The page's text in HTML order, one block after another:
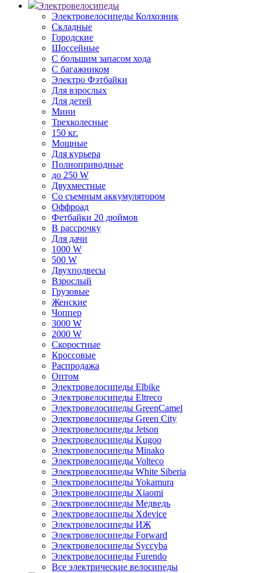
Электровелосипеды
Электровелосипеды Колхозник
Складные
Городские
Шоссейные
С большим запасом хода
С багажником
Электро Фэтбайки
Для взрослых
Для детей
Мини
Трехколесные
150 кг.
Мощные
Для курьера
Полноприводные
до 250 W
Двухместные
Со съемным аккумулятором
Оффроад
Фетбайки 20 дюймов
В рассрочку
Для дачи
1000 W
500 W
Двухподвесы
Взрослый
Грузовые
Женские
Чоппер
3000 W
2000 W
Скоростные
Кроссовые
Распродажа
Оптом
Электровелосипеды Elbike
Электровелосипеды Eltreco
Электровелосипеды GreenCamel
Электровелосипеды Green City
Электровелосипеды Jetson
Электровелосипеды Kugoo
Электровелосипеды Minako
Электровелосипеды Volteco
Электровелосипеды White Siberia
Электровелосипеды Yokamura
Электровелосипеды Xiaomi
Электровелосипеды Медведь
Электровелосипеды Xdevice
Электровелосипеды ИЖ
Электровелосипеды Forward
Электровелосипеды Syccyba
Электровелосипеды Furendo
Все электрические велосипеды